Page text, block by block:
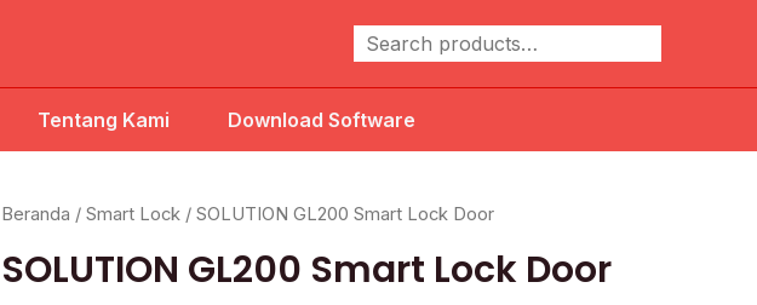
Tentang Kami Download Software
Beranda / Smart Lock / SOLUTION GL200 Smart Lock Door
SOLUTION GL200 Smart Lock Door
Harga
adalah:
Harga
ini